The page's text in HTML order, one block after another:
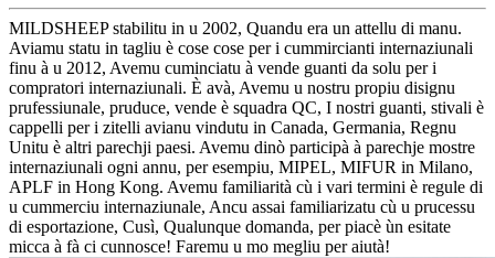
MILDSHEEP stabilitu in u 2002, Quandu era un attellu di manu.
Aviamu statu in tagliu è cose cose per i cummircianti internaziunali
finu à u 2012, Avemu cuminciatu à vende guanti da solu per i
compratori internaziunali. È avà, Avemu u nostru propiu disignu
prufessiunale, pruduce, vende è squadra QC, I nostri guanti, stivali è
cappelli per i zitelli avianu vindutu in Canada, Germania, Regnu
Unitu è ​​altri parechji paesi. Avemu dinò participà à parechje mostre
internaziunali ogni annu, per esempiu, MIPEL, MIFUR in Milano,
APLF in Hong Kong. Avemu familiarità cù i vari termini è regule di
u cummerciu internaziunale, Ancu assai familiarizatu cù u prucessu
di esportazione, Cusì, Qualunque domanda, per piacè ùn esitate
micca à fà ci cunnosce! Faremu u mo megliu per aiutà!